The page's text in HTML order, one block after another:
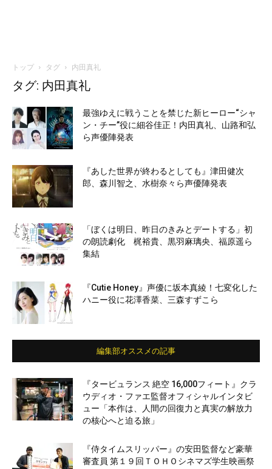
トップ タグ 内田真礼
タグ: 内田真礼
最強ゆえに戦うことを禁じた新ヒーロー“シャ
ン・チー”役に細谷佳正！内田真礼、山路和弘
ら声優陣発表
『あした世界が終わるとしても』津田健次
郎、森川智之、水樹奈々ら声優陣発表
「ぼくは明日、昨日のきみとデートする」初
の朗読劇化 梶裕貴、黒羽麻璃央、福原遥ら
集結
『Cutie Honey』声優に坂本真綾！七変化した
ハニー役に花澤香菜、三森すずこら
編集部オススメの記事
『タービュランス 絶空 16,000フィート』クラ
ウディオ・ファエ監督オフィシャルインタビ
ュー「本作は、人間の回復力と真実の解放力
の核心へと迫る旅」
『侍タイムスリッパー』の安田監督など豪華
審査員 第１９回ＴＯＨＯシネマズ学生映画祭